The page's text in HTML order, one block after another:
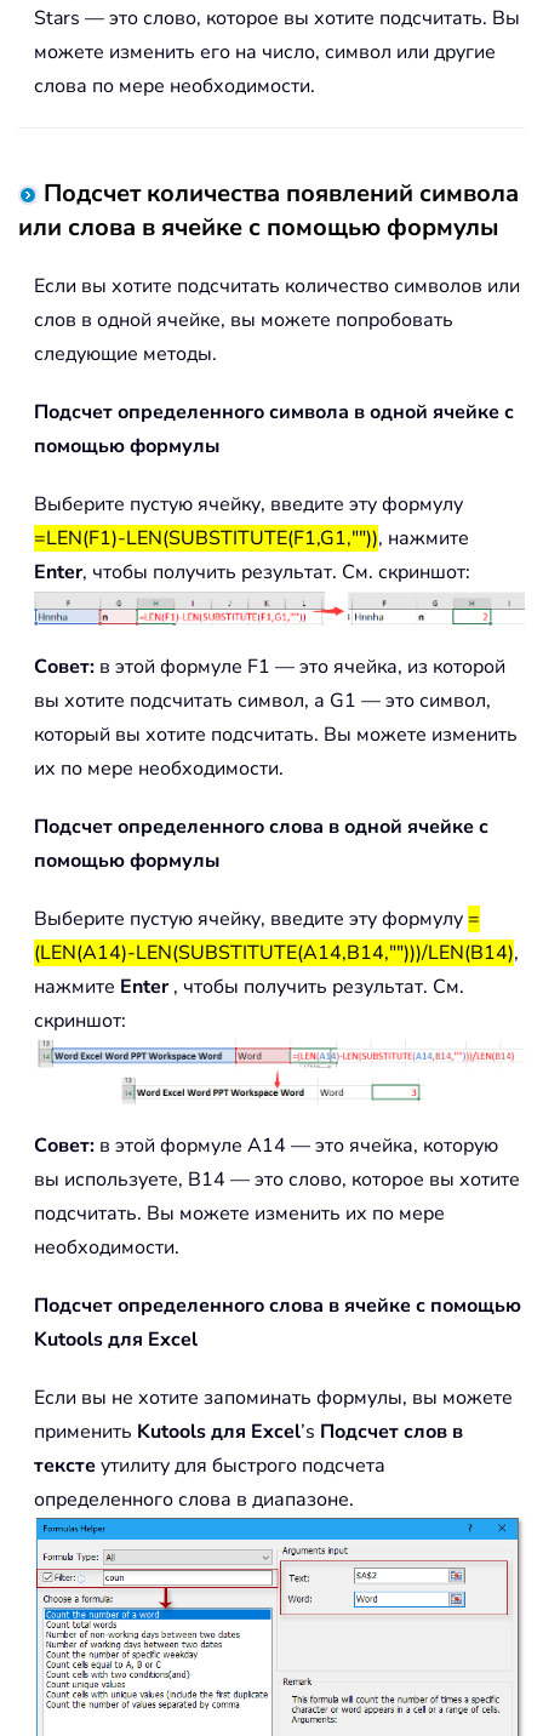
Stars — это слово, которое вы хотите подсчитать. Вы
можете изменить его на число, символ или другие
слова по мере необходимости.
Подсчет количества появлений символа
или слова в ячейке с помощью формулы
Если вы хотите подсчитать количество символов или
слов в одной ячейке, вы можете попробовать
следующие методы.
Подсчет определенного символа в одной ячейке с
помощью формулы
Выберите пустую ячейку, введите эту формулу
=LEN(F1)-LEN(SUBSTITUTE(F1,G1,"")), нажмите
Enter, чтобы получить результат. См. скриншот:
Совет: в этой формуле F1 — это ячейка, из которой
вы хотите подсчитать символ, а G1 — это символ,
который вы хотите подсчитать. Вы можете изменить
их по мере необходимости.
Подсчет определенного слова в одной ячейке с
помощью формулы
Выберите пустую ячейку, введите эту формулу =
(LEN(A14)-LEN(SUBSTITUTE(A14,B14,"")))/LEN(B14),
нажмите Enter, чтобы получить результат. См.
скриншот:
Совет: в этой формуле A14 — это ячейка, которую
вы используете, B14 — это слово, которое вы хотите
подсчитать. Вы можете изменить их по мере
необходимости.
Подсчет определенного слова в ячейке с помощью
Kutools для Excel
Если вы не хотите запоминать формулы, вы можете
применить Kutools для Excel’s Подсчет слов в
текстеутилиту для быстрого подсчета
определенного слова в диапазоне.